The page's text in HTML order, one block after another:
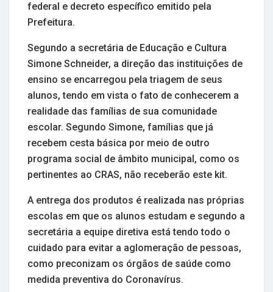
federal e decreto específico emitido pela
Prefeitura.
Segundo a secretária de Educação e Cultura
Simone Schneider, a direção das instituições de
ensino se encarregou pela triagem de seus
alunos, tendo em vista o fato de conhecerem a
realidade das famílias de sua comunidade
escolar. Segundo Simone, famílias que já
recebem cesta básica por meio de outro
programa social de âmbito municipal, como os
pertinentes ao CRAS, não receberão este kit.
A entrega dos produtos é realizada nas próprias
escolas em que os alunos estudam e segundo a
secretária a equipe diretiva está tendo todo o
cuidado para evitar a aglomeração de pessoas,
como preconizam os órgãos de saúde como
medida preventiva do Coronavírus.